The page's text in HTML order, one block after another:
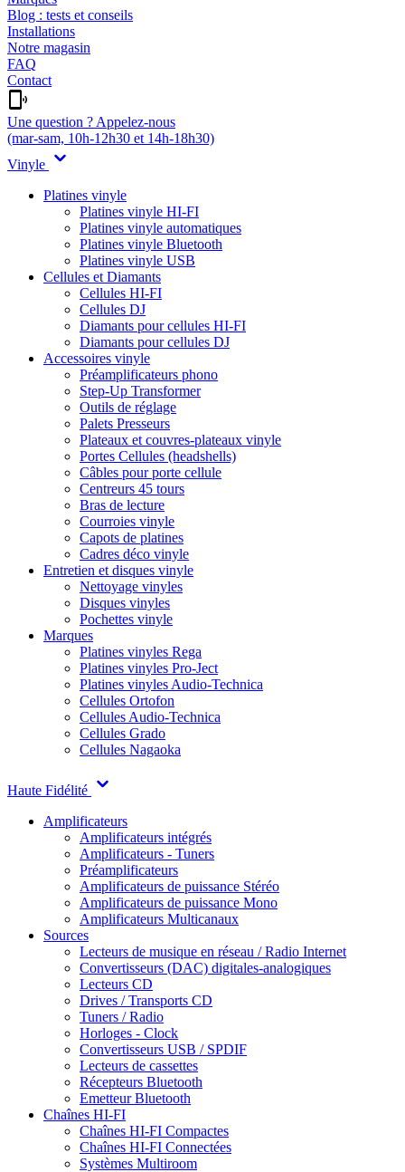
Blog : tests et conseils
Installations
Notre magasin
FAQ
Contact
Une question ? Appelez-nous
(mar-sam, 10h-12h30 et 14h-18h30)
Vinyle
Platines vinyle
Platines vinyle HI-FI
Platines vinyle automatiques
Platines vinyle Bluetooth
Platines vinyle USB
Cellules et Diamants
Cellules HI-FI
Cellules DJ
Diamants pour cellules HI-FI
Diamants pour cellules DJ
Accessoires vinyle
Préamplificateurs phono
Step-Up Transformer
Outils de réglage
Palets Presseurs
Plateaux et couvres-plateaux vinyle
Portes Cellules (headshells)
Câbles pour porte cellule
Centreurs 45 tours
Bras de lecture
Courroies vinyle
Capots de platines
Cadres déco vinyle
Entretien et disques vinyle
Nettoyage vinyles
Disques vinyles
Pochettes vinyle
Marques
Platines vinyles Rega
Platines vinyles Pro-Ject
Platines vinyles Audio-Technica
Cellules Ortofon
Cellules Audio-Technica
Cellules Grado
Cellules Nagaoka
Haute Fidélité
Amplificateurs
Amplificateurs intégrés
Amplificateurs - Tuners
Préamplificateurs
Amplificateurs de puissance Stéréo
Amplificateurs de puissance Mono
Amplificateurs Multicanaux
Sources
Lecteurs de musique en réseau / Radio Internet
Convertisseurs (DAC) digitales-analogiques
Lecteurs CD
Drives / Transports CD
Tuners / Radio
Horloges - Clock
Convertisseurs USB / SPDIF
Lecteurs de cassettes
Récepteurs Bluetooth
Emetteur Bluetooth
Chaînes HI-FI
Chaînes HI-FI Compactes
Chaînes HI-FI Connectées
Systèmes Multiroom